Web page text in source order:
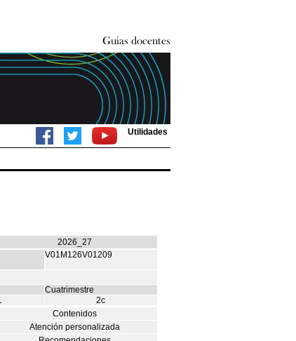
Utilidades
2026_27
V01M126V01209
Cuatrimestre
2c
Contenidos
Atención personalizada